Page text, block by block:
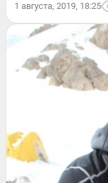
1 августа, 2019, 18:25